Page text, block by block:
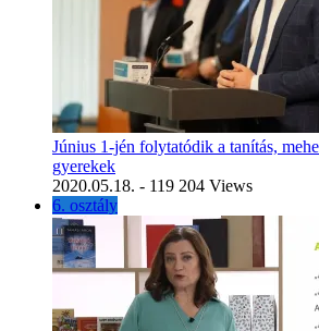
Június 1-jén folytatódik a tanítás,
gyerekek
2020.05.18. - 119 204 Views
6. osztály